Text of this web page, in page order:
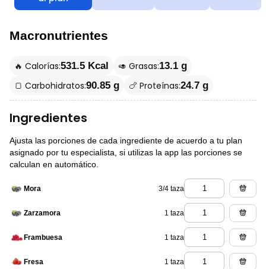
Macronutrientes
🔥 Calorías:531.5 Kcal 🥑 Grasas:13.1 g
🍞 Carbohidratos:90.85 g 🍗 Proteínas:24.7 g
Ingredientes
Ajusta las porciones de cada ingrediente de acuerdo a tu plan
asignado por tu especialista, si utilizas la app las porciones se
calculan en automático.
Mora 3/4 taza
Zarzamora 1 taza
Frambuesa 1 taza
Fresa 1 taza